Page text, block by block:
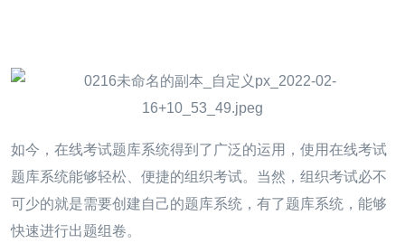
如今，在线考试题库系统得到了广泛的运用，使用在线考试
题库系统能够轻松、便捷的组织考试。当然，组织考试必不
可少的就是需要创建自己的题库系统，有了题库系统，能够
快速进行出题组卷。